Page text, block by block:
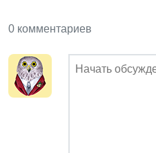
0 комментариев